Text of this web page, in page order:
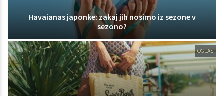
Havaianas japonke: zakaj jih nosimo iz sezone v
sezono?
OGLAS